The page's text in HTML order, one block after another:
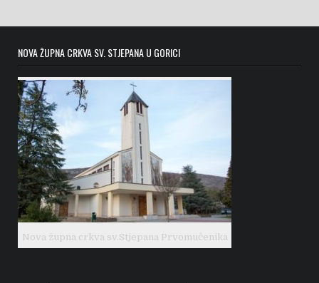
NOVA ŽUPNA CRKVA SV. STJEPANA U GORICI
Nova župna crkva sv.Stjepana Prvomučenika